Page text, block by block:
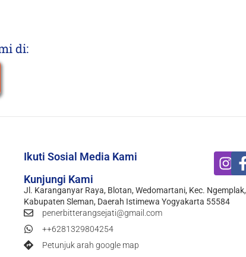
di:
Ikuti Sosial Media Kami
Kunjungi Kami
Jl. Karanganyar Raya, Blotan, Wedomartani, Kec. Ngemplak,
Kabupaten Sleman, Daerah Istimewa Yogyakarta 55584
penerbitterangsejati@gmail.com
++6281329804254
Petunjuk arah google map